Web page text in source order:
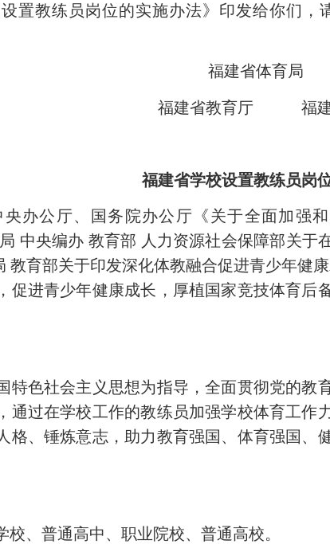
教练员岗位的实施办法》印发给你们，
体育局 中共福建省委
育厅 福建省人
福建省学校设置教练员岗
公厅、国务院办公厅《关于全面加强和
中央编办 教育部 人力资源社会保障部关于
教育部关于印发深化体教融合促进青少年健
促进青少年健康成长，厚植国家竞技体育后
色社会主义思想为指导，全面贯彻党的教
通过在学校工作的教练员加强学校体育工
格、锤炼意志，助力教育强国、体育强国
、普通高中、职业院校、普通高校。